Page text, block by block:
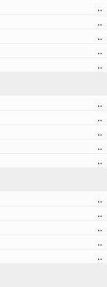
..
..
..
..
..
..
..
..
..
..
..
..
..
..
..